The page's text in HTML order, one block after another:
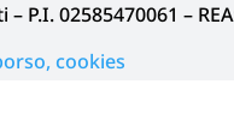
– P.I. 02585470061 –
cookies